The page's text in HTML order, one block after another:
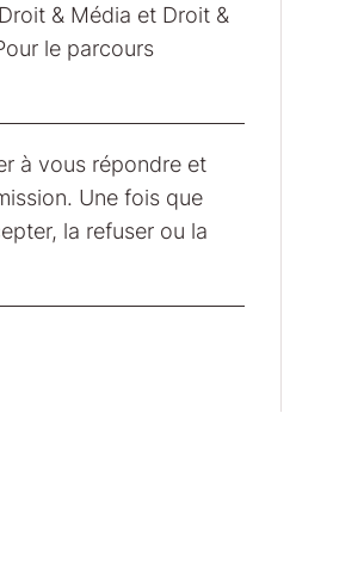
& Média et Droit &
le parcours
à vous répondre et
Une fois que
la refuser ou la